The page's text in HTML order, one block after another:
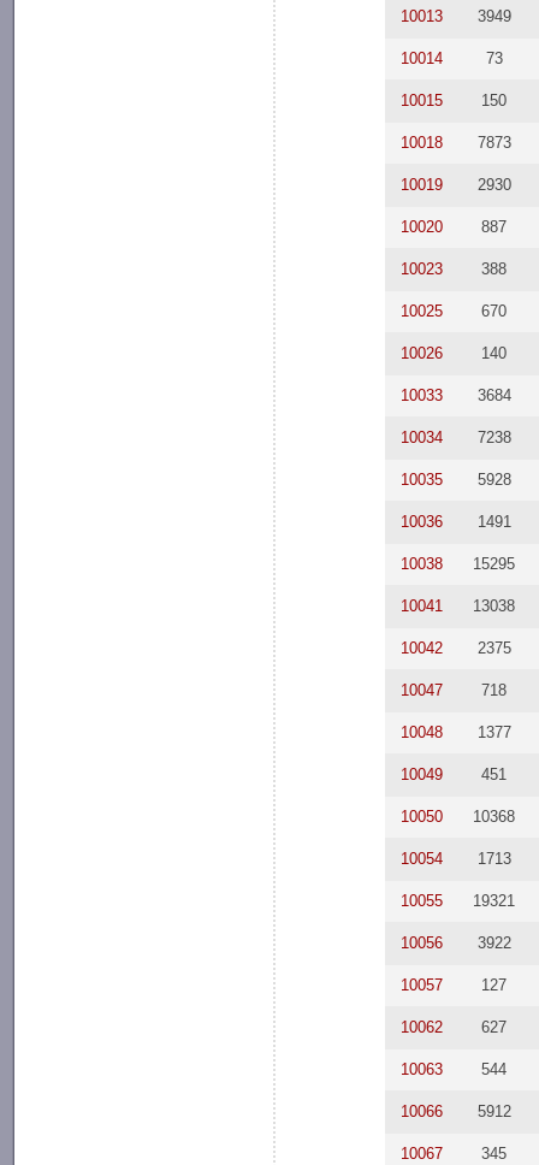
10013 3949
10014 73
10015 150
10018 7873
10019 2930
10020 887
10023 388
10025 670
10026 140
10033 3684
10034 7238
10035 5928
10036 1491
10038 15295
10041 13038
10042 2375
10047 718
10048 1377
10049 451
10050 10368
10054 1713
10055 19321
10056 3922
10057 127
10062 627
10063 544
10066 5912
10067 345